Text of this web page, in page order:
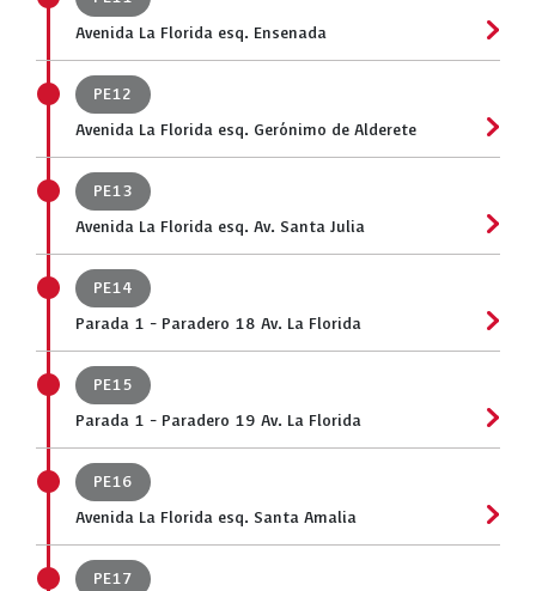
Avenida La Florida esq. Ensenada
PE12
Avenida La Florida esq. Gerónimo de Alderete
PE13
Avenida La Florida esq. Av. Santa Julia
PE14
Parada 1 - Paradero 18 Av. La Florida
PE15
Parada 1 - Paradero 19 Av. La Florida
PE16
Avenida La Florida esq. Santa Amalia
PE17